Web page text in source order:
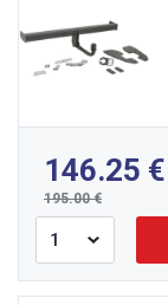
146.25
195.00